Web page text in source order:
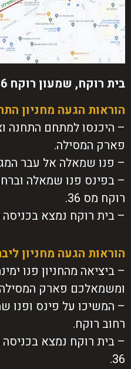
בית רוקח, שמעון רוקח 36, תל אביב יפו
הוראות הגעה מחניון
– היכנסו למתחם התחנה
פארק המסילה.
– פנו שמאלה אל עבר
– בפינס פנו שמאלה
רוקח מס 36.
– בית רוקח נמצא
הוראות הגעה מחניון
– ביציאה מהחניון פנו
ומשמאלכם פארק
– המשיכו על פינס ופנו
רחוב רוקח.
– בית רוקח נמצא
36.